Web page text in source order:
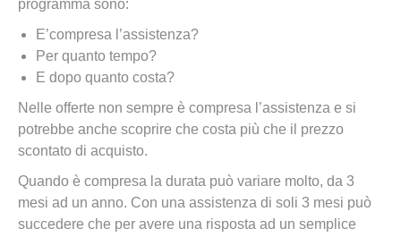
programma sono:
E’compresa l’assistenza?
Per quanto tempo?
E dopo quanto costa?
Nelle offerte non sempre è compresa l’assistenza e si
potrebbe anche scoprire che costa più che il prezzo
scontato di acquisto.
Quando è compresa la durata può variare molto, da 3
mesi ad un anno. Con una assistenza di soli 3 mesi può
succedere che per avere una risposta ad un semplice